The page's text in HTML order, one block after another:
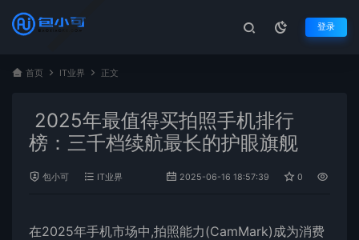
登录
首页 IT业界 正文
2025年最值得买拍照手机排行
榜：三千档续航最长的护眼旗舰
包小可 IT业界 2025-06-16 18:57:39 0
在2025年手机市场中,拍照能力(CamMark)成为消费